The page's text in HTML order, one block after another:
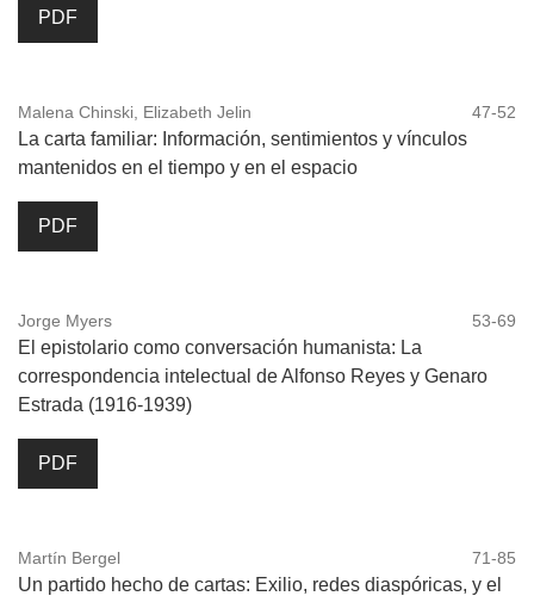
PDF
Malena Chinski, Elizabeth Jelin 47-52
La carta familiar: Información, sentimientos y vínculos
mantenidos en el tiempo y en el espacio
PDF
Jorge Myers 53-69
El epistolario como conversación humanista: La
correspondencia intelectual de Alfonso Reyes y Genaro
Estrada (1916-1939)
PDF
Martín Bergel 71-85
Un partido hecho de cartas: Exilio, redes diaspóricas, y el